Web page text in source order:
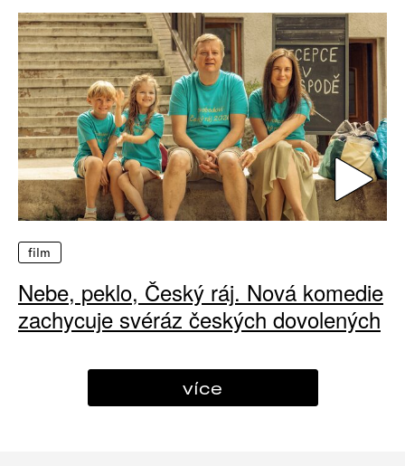
film
Nebe, peklo, Český ráj. Nová komedie
zachycuje svéráz českých dovolených
více